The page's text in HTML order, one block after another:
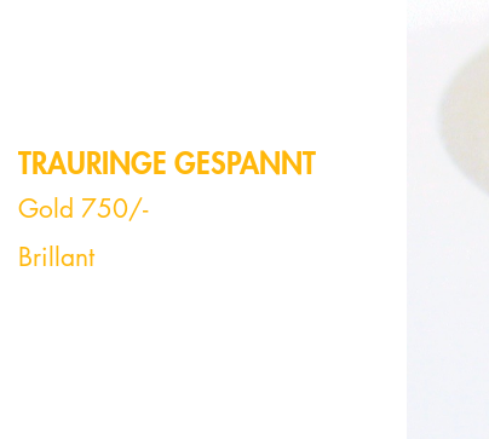
TRAURINGE GESPANNT
Gold 750/-
Brillant